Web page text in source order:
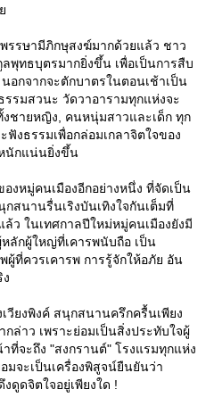
รรษามีภิกษุสงฆ์มากด้วยแล้ว ชาว
ลพุทธบุตรมากยิ่งขึ้น เพื่อเป็นการสืบ
อกจากจะตักบาตรในตอนเช้าเป็น
รมสวนะ วัดวาอารามทุกแห่งจะ
ายหญิง, คนหนุ่มสาวและเด็ก ทุก
งธรรมเพื่อกล่อมเกลาจิตใจของ
นักแน่นยิ่งขึ้น
งหมู่คนเมืองอีกอย่างหนึ่ง ที่จัดเป็น
สนานรื่นเริงบันเทิงใจกันเต็มที่
ว ในเทศกาลปีใหม่หมู่คนเมืองยังมี
ลักผู้ใหญ่ที่เคารพนับถือ เป็น
ผู้ที่ควรเคารพ การรู้จักให้อภัย อัน
วียงพิงค์ สนุกสนานครึกครื้นเพียง
ล่าว เพราะย่อมเป็นสิ่งประทับใจผู้
ที่จะถึง "สงกรานต์" โรงแรมทุกแห่ง
มจะเป็นเครื่องพิสูจน์ยืนยันว่า
ดูดจิตใจอยู่เพียงใด !